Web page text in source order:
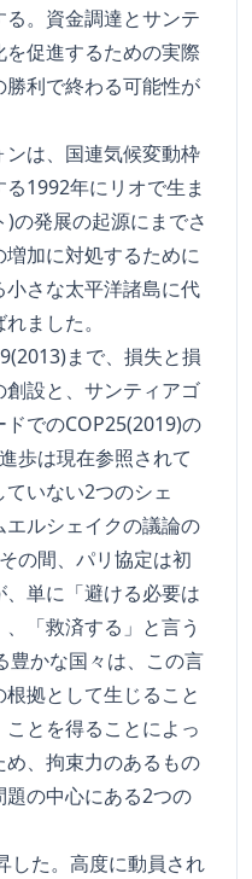
。資金調達とサンテ
促進するための実際
利で終わる可能性が
は、国連気候変動枠
1992年にリオで生ま
の発展の起源にまでさ
加に対処するために
さな太平洋諸島に代
ました。
まで、損失と損
設と、サンティアゴ
でのCOP25(2019)の
歩は現在参照されて
いない2つのシェ
ルシェイクの議論の
の間、パリ協定は初
単に「避ける必要は
「救済する」と言う
豊かな国々は、この言
拠として生じること
とを得ることによっ
、拘束力のあるもの
の中心にある2つの
した。高度に動員され